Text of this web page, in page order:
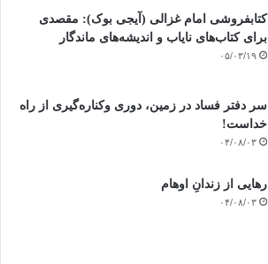
کتابفروشی امام غزالی (آیجی بوک): مقصدی
برای کتاب‌های نایاب و اندیشه‌های ماندگار
۰۵/۰۳/۱۹
سر دفتر فساد در زمین‌، دوری وکناره‌گیری از راه
خداست‌!
۰۴/۰۸/۰۳
رهایی از زندانِ اوهام
۰۴/۰۸/۰۳